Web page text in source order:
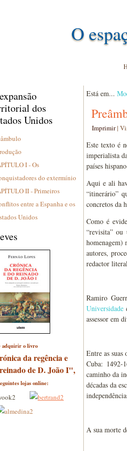
O
dos
Unidos
I - Os
do extermínio
II - Primeiros
entre a Espanha e os
Unidos
adquirir o livro
da regência e
de D. João I",
lojas online:
Está em...
Imprimir|
Este texto é
imperialista
países
Aqui e ali
“itinerário”
concretos da
Como é
“revisita” ou
homenagem)
autores,
redactor
Ramiro
Universidade
assessor em
Entre as
Cuba: 1492-
caminho da
décadas da
A sua morte